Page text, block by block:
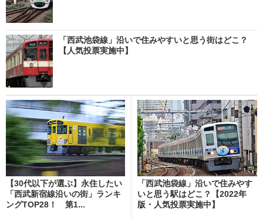
「西武池袋線」沿いで住みやすいと思う街はどこ？
【人気投票実施中】
【30代以下が選ぶ】永住したい
「西武新宿線沿いの街」ランキ
ングTOP28！ 第1...
「西武池袋線」沿いで住みやす
いと思う駅はどこ？【2022年
版・人気投票実施中】